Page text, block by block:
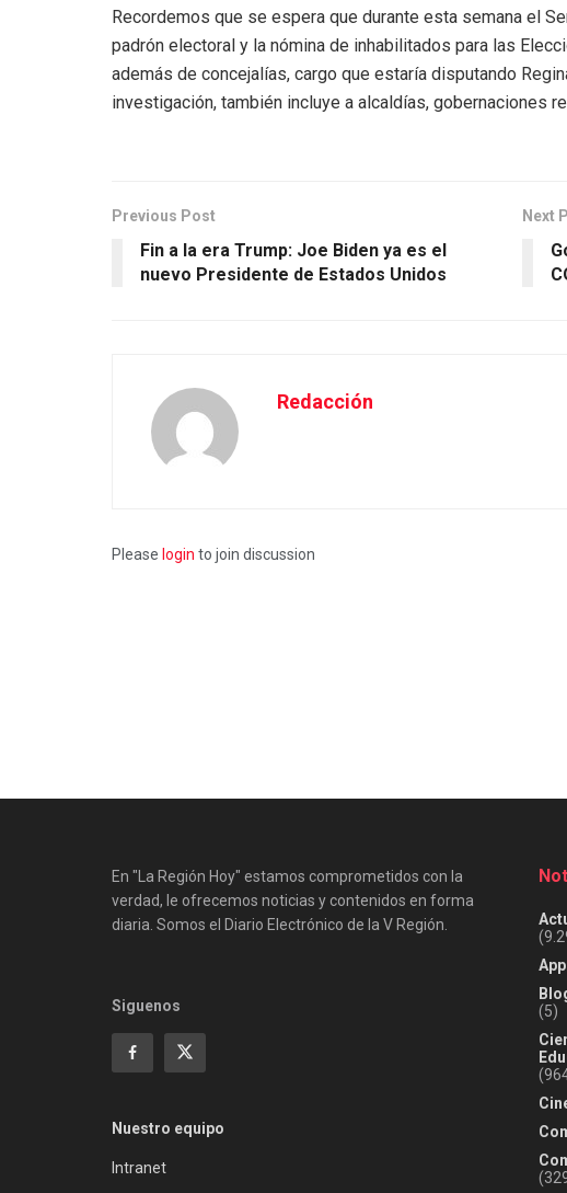
Recordemos que se espera que durante esta semana el
padrón electoral y la nómina de inhabilitados para las
además de concejalías, cargo que estaría disputando
investigación, también incluye a alcaldías, gobernaciones
Previous Post
Fin a la era Trump: Joe Biden ya es el
nuevo Presidente de Estados Unidos
Next
Redacción
Please login to join discussion
En "La Región Hoy" estamos comprometidos con la
verdad, le ofrecemos noticias y contenidos en forma
diaria. Somos el Diario Electrónico de la V Región.
Siguenos
Nuestro equipo
Intranet
(5)